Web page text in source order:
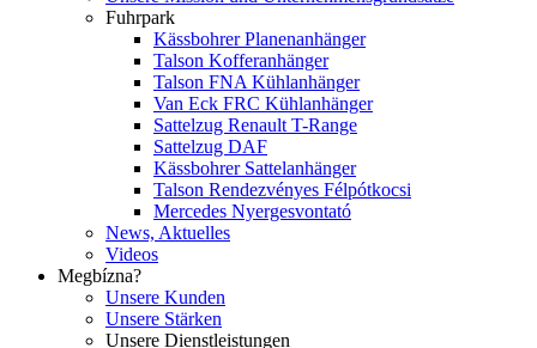
Fuhrpark
Kässbohrer Planenanhänger
Talson Kofferanhänger
Talson FNA Kühlanhänger
Van Eck FRC Kühlanhänger
Sattelzug Renault T-Range
Sattelzug DAF
Kässbohrer Sattelanhänger
Talson Rendezvényes Félpótkocsi
Mercedes Nyergesvontató
News, Aktuelles
Videos
Megbízna?
Unsere Kunden
Unsere Stärken
Unsere Dienstleistungen